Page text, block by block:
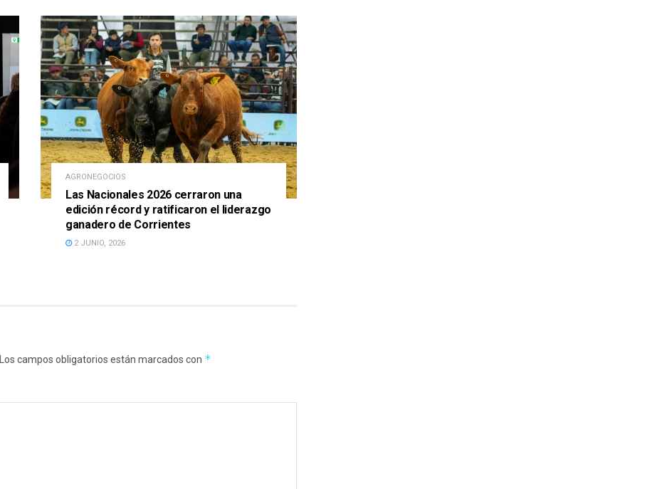
AGRONEGOCIOS
Las Nacionales 2026 cerraron una
edición récord y ratificaron el liderazgo
ganadero de Corrientes
2 JUNIO, 2026
Los campos obligatorios están marcados con *